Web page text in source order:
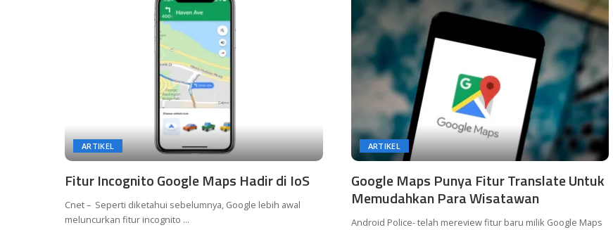
ARTIKEL
Fitur Incognito Google Maps Hadir di IoS
Cnet – Seperti diketahui sebelumnya, Google lebih awal
meluncurkan fitur incognito ...
ARTIKEL
Google Maps Punya Fitur Translate Untuk
Memudahkan Para Wisatawan
Android Police- telah mereview fitur baru milik Google Maps